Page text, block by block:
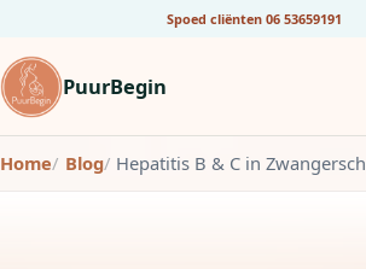
Spoed cliënten 06 53659191
PuurBegin
Home Blog Hepatitis B & C in